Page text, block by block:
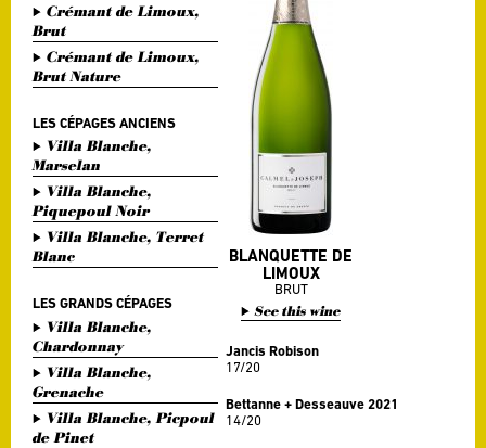
Crémant de Limoux,
Brut
Crémant de Limoux,
Brut Nature
LES CÉPAGES ANCIENS
Villa Blanche,
Marselan
Villa Blanche,
Piquepoul Noir
Villa Blanche, Terret
Blanc
LES GRANDS CÉPAGES
Villa Blanche,
Chardonnay
Villa Blanche,
Grenache
Villa Blanche, Picpoul
de Pinet
BLANQUETTE DE
LIMOUX
BRUT
See this wine
Jancis Robison
17/20
Bettanne + Desseauve 2021
14/20